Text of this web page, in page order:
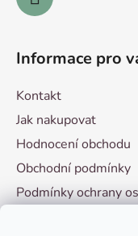
Informace pro
Kontakt
Jak nakupovat
Hodnocení obchodu
Obchodní podmínky
Podmínky ochrany